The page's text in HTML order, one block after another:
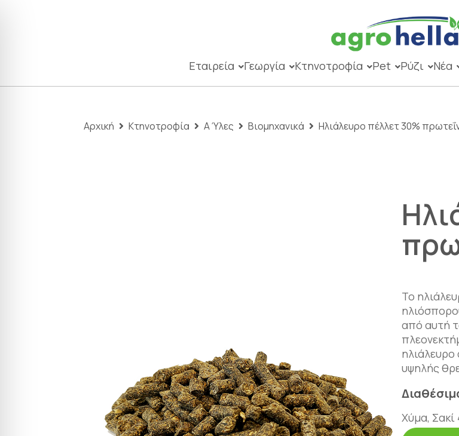
Εταιρεία Γεωργία Κτηνοτροφία Pet Ρύζι Νέα
Αρχική Κτηνοτροφία Α Ύλες Βιομηχανικά Ηλιάλευρο πέλλετ 30%
Το
από αυτή
υψηλής
Χύμα,